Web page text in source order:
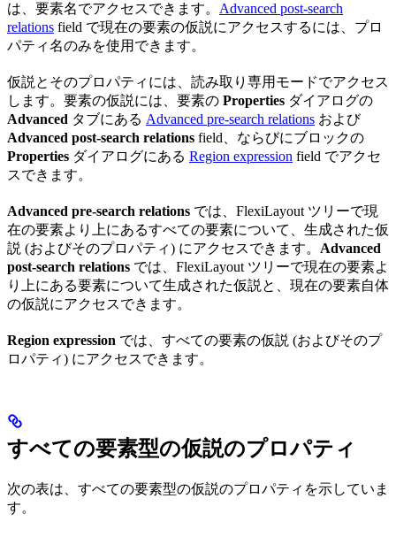
は、要素名でアクセスできます。 Advanced post-search
relations field で現在の要素の仮説にアクセスするには、プロ
パティ名のみを使用できます。
仮説とそのプロパティには、読み取り専用モードでアクセス
します。要素の仮説には、要素の Properties ダイアログの
Advanced タブにある Advanced pre-search relations および
Advanced post-search relations field、ならびにブロックの
Properties ダイアログにある Region expression field でアクセ
スできます。
Advanced pre-search relations では、FlexiLayout ツリーで現
在の要素より上にあるすべての要素について、生成された仮
説 (およびそのプロパティ) にアクセスできます。 Advanced
post-search relations では、FlexiLayout ツリーで現在の要素よ
り上にある要素について生成された仮説と、現在の要素自体
の仮説にアクセスできます。
Region expression では、すべての要素の仮説 (およびそのプ
ロパティ) にアクセスできます。
すべての要素型の仮説のプロパティ
次の表は、すべての要素型の仮説のプロパティを示していま
す。